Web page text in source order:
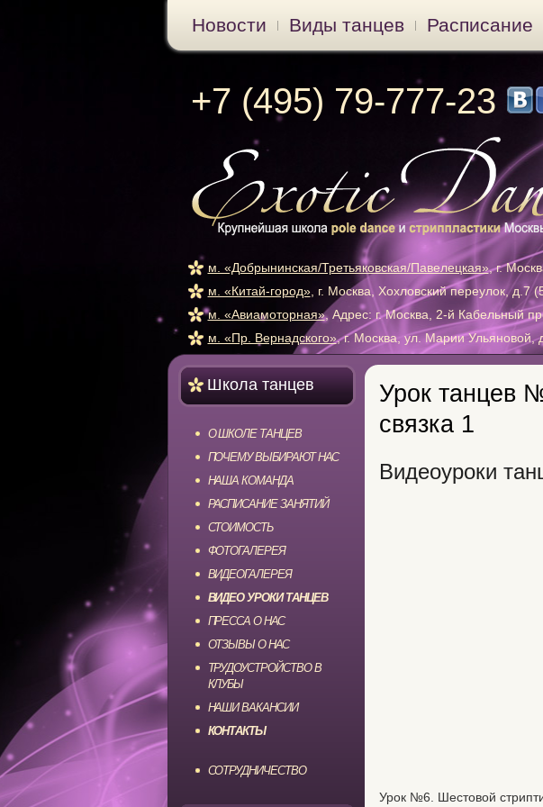
Новости Виды танцев Расписание
+7 (495) 79-777-23
м. «Добрынинская/Третьяковская/Павелецкая», г.
м. «Китай-город», г. Москва, Хохловский переулок, д.7
м. «Авиамоторная», Адрес: г. Москва, 2-й Кабельный
м. «Пр. Вернадского», г. Москва, ул. Марии Ульяновой,
Школа танцев
О ШКОЛЕ ТАНЦЕВ
ПОЧЕМУ ВЫБИРАЮТ НАС
НАША КОМАНДА
РАСПИСАНИЕ ЗАНЯТИЙ
СТОИМОСТЬ
ФОТОГАЛЕРЕЯ
ВИДЕОГАЛЕРЕЯ
ВИДЕО УРОКИ ТАНЦЕВ
ПРЕССА О НАС
ОТЗЫВЫ О НАС
ТРУДОУСТРОЙСТВО В
КЛУБЫ
НАШИ ВАКАНСИИ
КОНТАКТЫ
СОТРУДНИЧЕСТВО
Урок танцев
связка 1
Видеоуроки
Урок №6. Шестовой